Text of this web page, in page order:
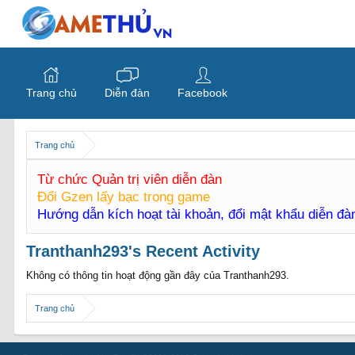
Trang chủ
Từ chức Quản trị viên diễn đàn
Đổi Gzen lấy bạc trong game
Hướng dẫn kích hoạt tài khoản, đổi mật khẩu diễn
Tranthanh293's Recent Activity
Không có thông tin hoạt động gần đây của Tranthanh293.
Trang chủ
Trang chủ Diễn đàn Facebook